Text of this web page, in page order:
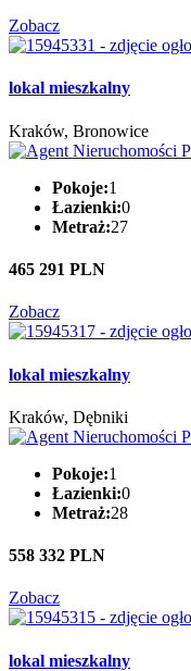
Zobacz
lokal mieszkalny
Kraków, Bronowice
Pokoje:1
Łazienki:0
Metraż:27
465 291 PLN
Zobacz
lokal mieszkalny
Kraków, Dębniki
Pokoje:1
Łazienki:0
Metraż:28
558 332 PLN
Zobacz
lokal mieszkalny